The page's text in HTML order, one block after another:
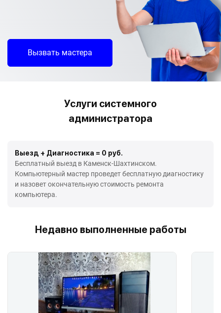
Вызвать мастера
Услуги системного
администратора
Выезд + Диагностика = 0 руб.
Бесплатный выезд в Каменск-Шахтинском.
Компьютерный мастер проведет бесплатную диагностику
и назовет окончательную стоимость ремонта
компьютера.
Недавно выполненные работы